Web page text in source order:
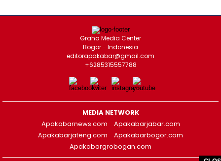
Graha Media Center
Bogor - Indonesia
editorapakabar@gmail.com
+6285315557788
MEDIA NETWORK
Apakabarnews.com
Apakabarjabar.com
Apakabarjateng.com
Apakabarbogor.com
Apakabargrobogan.com